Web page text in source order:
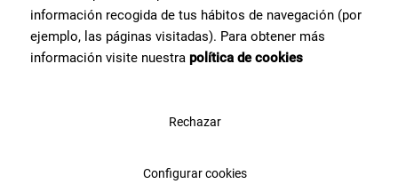
información recogida de tus hábitos de navegación (por
ejemplo, las páginas visitadas). Para obtener más
información visite nuestra política de cookies
Rechazar
Configurar cookies